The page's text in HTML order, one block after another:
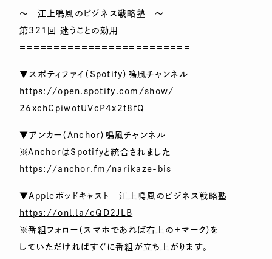
～ 江上鳴風のビジネス戦略塾 ～
第321回 迷うことの効用
＝＝＝＝＝＝＝＝＝＝＝＝＝＝＝＝＝＝＝＝＝＝＝＝＝
▼スポティファイ（Spotify）鳴風チャンネル
https://open.spotify.com/show/
26xchCpiwotUVcP4x2t8fQ
▼アンカー（Anchor）鳴風チャンネル
※AnchorはSpotifyと統合されました
https://anchor.fm/narikaze-bis
▼Appleポッドキャスト 江上鳴風のビジネス戦略塾
https://onl.la/cQD2JLB
※番組フォロー（スマホであれば右上の＋マーク）を
していただければすぐに番組が立ち上がります。